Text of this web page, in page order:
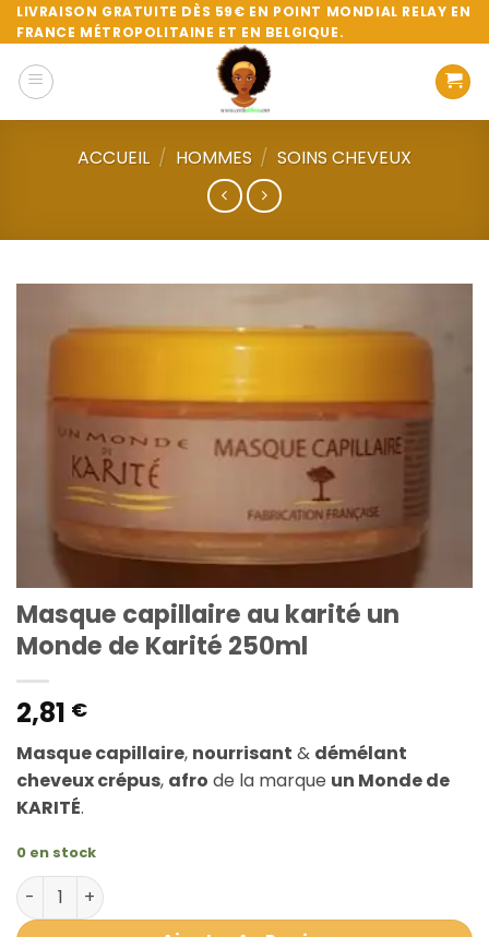
Passer
au
contenu
LIVRAISON GRATUITE DÈS 59€ EN POINT MONDIAL RELAY EN
FRANCE MÉTROPOLITAINE ET EN BELGIQUE.
ACCUEIL / HOMMES / SOINS CHEVEUX
Masque capillaire au karité un
Monde de Karité 250ml
2,81 €
Masque capillaire, nourrisant & démélant
cheveux crépus, afro de la marque un Monde de
KARITÉ.
0 en stock
quantité de Masque capillaire au karité un Monde de